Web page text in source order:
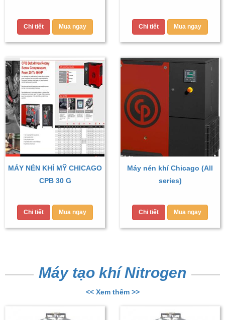
Chi tiết Mua ngay Chi tiết Mua ngay
MÁY NÉN KHÍ MỸ CHICAGO
CPB 30 G
Chi tiết Mua ngay
Máy nén khí Chicago (All
series)
Chi tiết Mua ngay
Máy tạo khí Nitrogen
<< Xem thêm >>